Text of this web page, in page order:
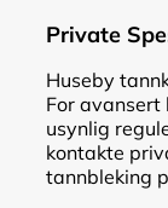
Private
Huseby
For avansert
usynlig
kontakte
tannbleking